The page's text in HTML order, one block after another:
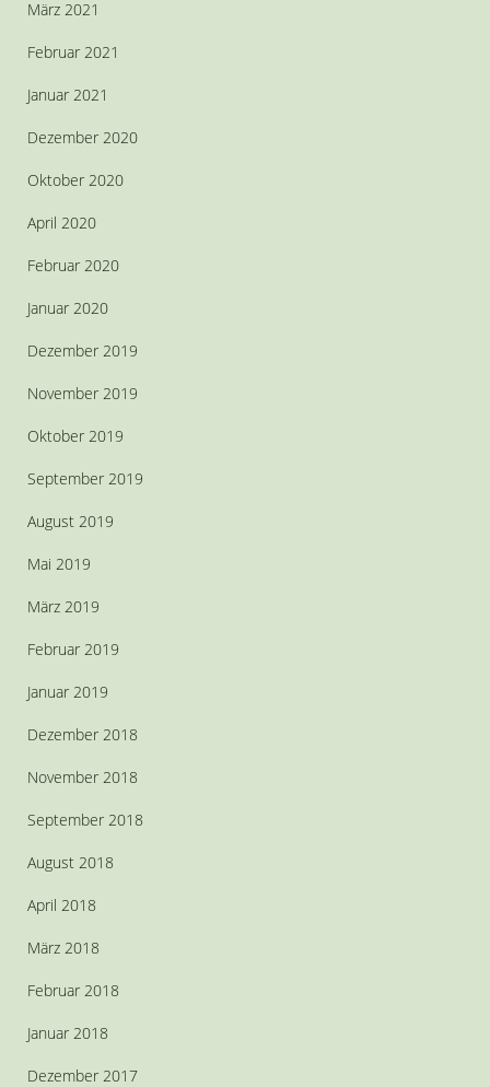
März 2021
Februar 2021
Januar 2021
Dezember 2020
Oktober 2020
April 2020
Februar 2020
Januar 2020
Dezember 2019
November 2019
Oktober 2019
September 2019
August 2019
Mai 2019
März 2019
Februar 2019
Januar 2019
Dezember 2018
November 2018
September 2018
August 2018
April 2018
März 2018
Februar 2018
Januar 2018
Dezember 2017